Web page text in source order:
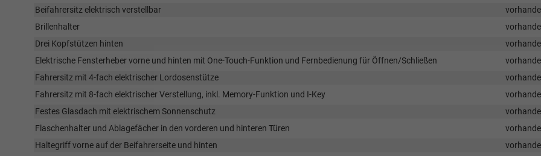
Beifahrersitz elektrisch verstellbar
Brillenhalter
Drei Kopfstützen hinten
Elektrische Fensterheber vorne und hinten mit One-Touch-Funktion und Fernbedienung für Öffnen/Schließen
Fahrersitz mit 4-fach elektrischer Lordosenstütze
Fahrersitz mit 8-fach elektrischer Verstellung, inkl. Memory-Funktion und I-Key
Festes Glasdach mit elektrischem Sonnenschutz
Flaschenhalter und Ablagefächer in den vorderen und hinteren Türen
Haltegriff vorne auf der Beifahrerseite und hinten